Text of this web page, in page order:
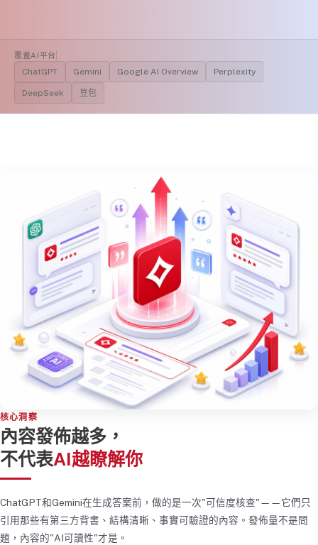
覆蓋AI平台
ChatGPT Gemini Google AI Overview Perplexity
DeepSeek 豆包
核心洞察
內容發佈越多，
不代表AI越瞭解你
ChatGPT和Gemini在生成答案前，做的是一次"可信度核查"——它們只
引用那些有第三方背書、結構清晰、事實可驗證的內容。發佈量不是問
題，內容的"AI可讀性"才是。